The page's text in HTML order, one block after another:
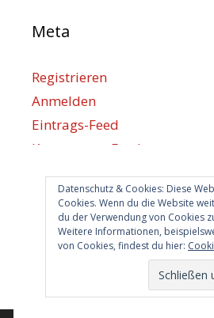
Datenschutz & Cookies: Diese
Cookies. Wenn du die Website
du der Verwendung von Cookies
Weitere Informationen,
von Cookies, findest du hier:
Meta
Registrieren
Anmelden
Eintrags-Feed
Kommentar-Feed
WordPress.org
Berlin hilft
info@berlin-hilft.com